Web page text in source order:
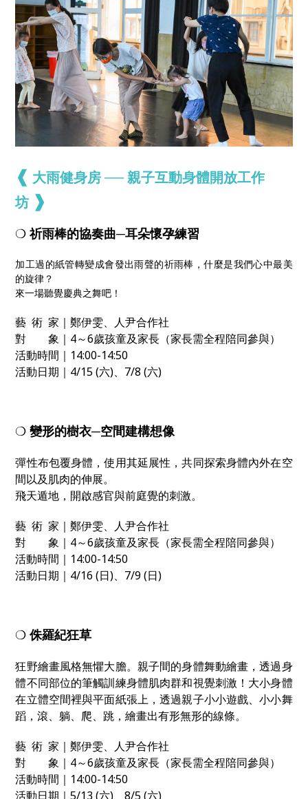
❰ 大雨健身房 ── 親子互動身體開放工作
坊 ❱
❍祈雨棒的協奏曲─耳朵懷孕練習
加工過的紙管轉變成會發出雨聲的祈雨棒，什麼是我們心中最美
的旋律？
來一場聽覺慶典之舞吧！
藝 術 家｜鄭伊雯、人尹合作社
對 象｜4～6歲孩童及家長（家長需全程陪同參與）
活動時間｜14:00-14:50
活動日期｜4/15 (六)、7/8 (六)
❍變形的樹衣─空間建構想像
彈性布包覆身體，使用其延展性，共同探索身體內外在空
間以及肌肉的伸展。
飛天遁地，開啟感官與前庭覺的刺激。
藝 術 家｜鄭伊雯、人尹合作社
對 象｜4～6歲孩童及家長（家長需全程陪同參與）
活動時間｜14:00-14:50
活動日期｜4/16 (日)、7/9 (日)
❍侏羅紀狂草
狂野繪畫風格無懼大膽。親子間的身體舞動繪畫，透過身
體不同部位的筆觸訓練身體肌肉群和視覺刺激！大小身體
在立體空間裡與平面紙張上，透過親子小小遊戲、小小舞
蹈，滾、躺、爬、跳，繪畫出有形無形的線條。
藝 術 家｜鄭伊雯、人尹合作社
對 象｜4～6歲孩童及家長（家長需全程陪同參與）
活動時間｜14:00-14:50
活動日期｜5/13 (六)、8/5 (六)